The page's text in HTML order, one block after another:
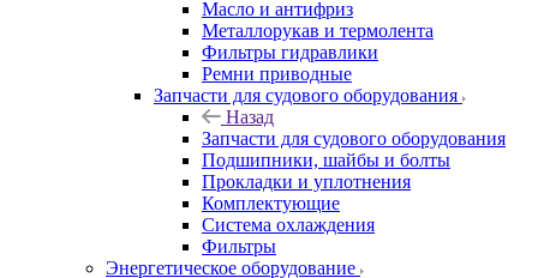
Масло и антифриз
Металлорукав и термолента
Фильтры гидравлики
Ремни приводные
Запчасти для судового оборудования
Назад
Запчасти для судового оборудования
Подшипники, шайбы и болты
Прокладки и уплотнения
Комплектующие
Система охлаждения
Фильтры
Энергетическое оборудование